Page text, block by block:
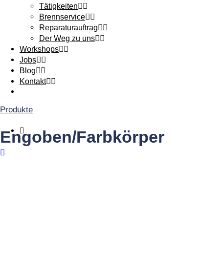
Tätigkeiten
Brennservice
Reparaturauftrag
Der Weg zu uns
Workshops
Jobs
Blog
Kontakt
Produkte
Engoben/Farbkörper